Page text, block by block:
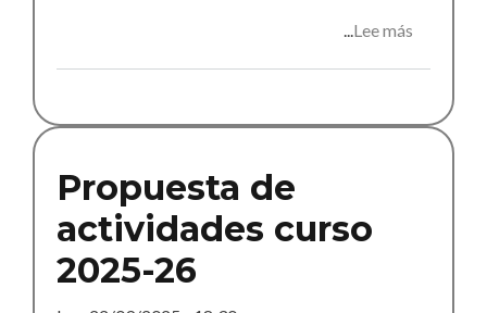
Lee más
lengua
Propuesta de
actividades curso
2025-26